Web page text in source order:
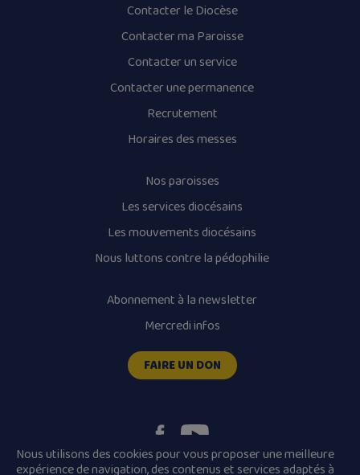
Contacter le Diocèse
Contacter ma Paroisse
Contacter un service
Contacter une permanence
Recrutement
Horaires des messes
Nos paroisses
Les services diocésains
Les mouvements diocésains
Nous luttons contre la pédophilie
Abonnement à la newsletter
Mercredi infos
FAIRE UN DON
Nous utilisons des cookies pour vous proposer une meilleure
expérience de navigation, des contenus et services adaptés à